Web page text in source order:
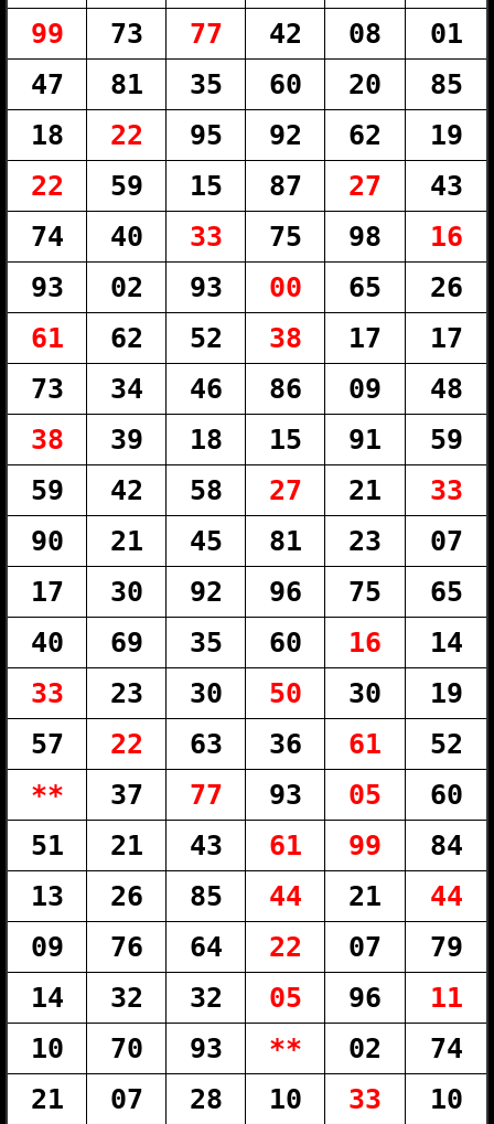
99
73 77 42 08
01
47
81 35 60 20
85
18
22 95 92 62
19
22
59 15 87 27
43
74
40 33 75 98
16
93
02 93 00 65
26
61
62 52 38 17
17
73
34 46 86 09
48
38
39 18 15 91
59
59
42 58 27 21
33
90
21 45 81 23
07
17
30 92 96 75
65
40
69 35 60 16
14
33
23 30 50 30
19
57
22 63 36 61
52
**
37 77 93 05
60
51
21 43 61 99
84
13
26 85 44 21
44
09
76 64 22 07
79
14
32 32 05 96
11
10
70 93 ** 02
74
21
07 28 10 33
10